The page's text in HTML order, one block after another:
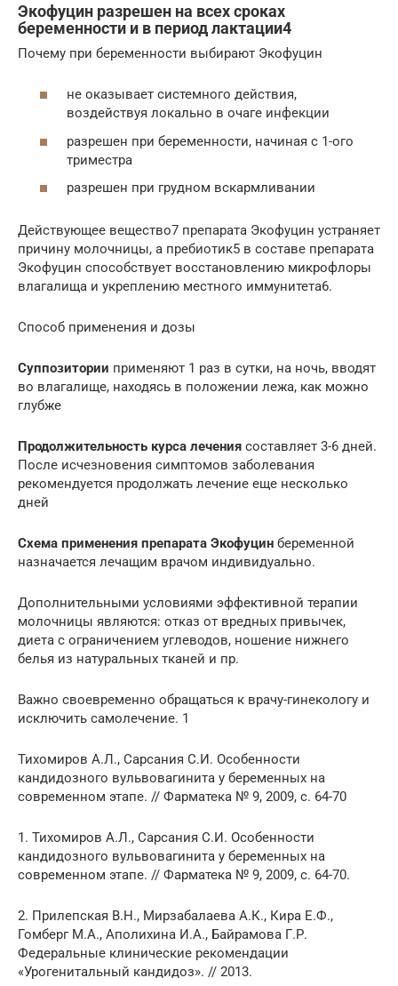
Экофуцин разрешен на всех сроках
беременности и в период лактации4
Почему при беременности выбирают Экофуцин
не оказывает системного действия,
воздействуя локально в очаге инфекции
разрешен при беременности, начиная с 1-ого
триместра
разрешен при грудном вскармливании
Действующее вещество7 препарата Экофуцин устраняет
причину молочницы, а пребиотик5 в составе препарата
Экофуцин способствует восстановлению микрофлоры
влагалища и укреплению местного иммунитета6.
Способ применения и дозы
Суппозитории применяют 1 раз в сутки, на ночь, вводят
во влагалище, находясь в положении лежа, как можно
глубже
Продолжительность курса лечения составляет 3-6 дней.
После исчезновения симптомов заболевания
рекомендуется продолжать лечение еще несколько
дней
Схема применения препарата Экофуцин беременной
назначается лечащим врачом индивидуально.
Дополнительными условиями эффективной терапии
молочницы являются: отказ от вредных привычек,
диета с ограничением углеводов, ношение нижнего
белья из натуральных тканей и пр.
Важно своевременно обращаться к врачу-гинекологу и
исключить самолечение. 1
Тихомиров А.Л., Сарсания С.И. Особенности
кандидозного вульвовагинита у беременных на
современном этапе. // Фарматека № 9, 2009, с. 64-70
1. Тихомиров А.Л., Сарсания С.И. Особенности
кандидозного вульвовагинита у беременных на
современном этапе. // Фарматека № 9, 2009, с. 64-70.
2. Прилепская В.Н., Мирзабалаева А.К., Кира Е.Ф.,
Гомберг М.А., Аполихина И.А., Байрамова Г.Р.
Федеральные клинические рекомендации
«Урогенитальный кандидоз». // 2013.